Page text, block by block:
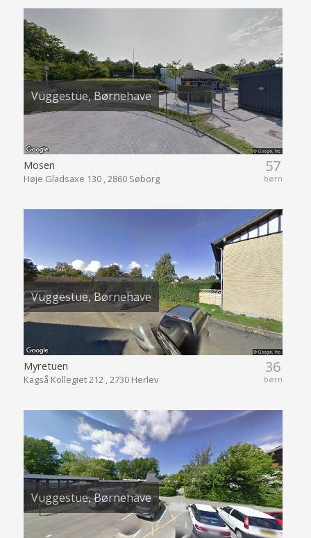
Vuggestue, Børnehave
57
børn
Mosen
Høje Gladsaxe 130 , 2860 Søborg
Vuggestue, Børnehave
36
børn
Myretuen
Kagså Kollegiet 212 , 2730 Herlev
Vuggestue, Børnehave